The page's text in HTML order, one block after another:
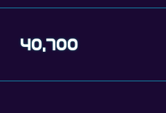
40,700